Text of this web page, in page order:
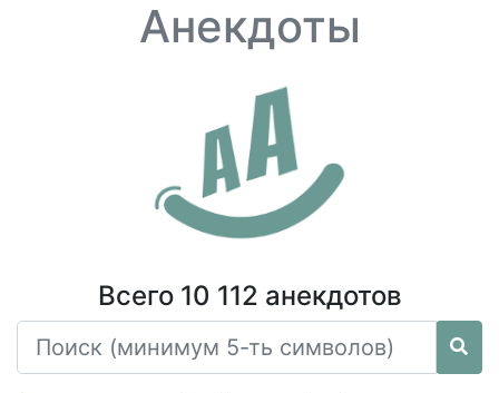
Анекдоты
Всего 10 112 анекдотов